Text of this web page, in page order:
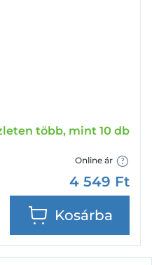
több, mint 10 db
Online ár
4 549 Ft
Kosárba